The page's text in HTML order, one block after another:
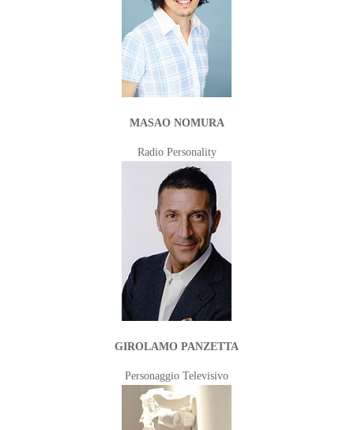
MASAO NOMURA
Radio Personality
GIROLAMO PANZETTA
Personaggio Televisivo